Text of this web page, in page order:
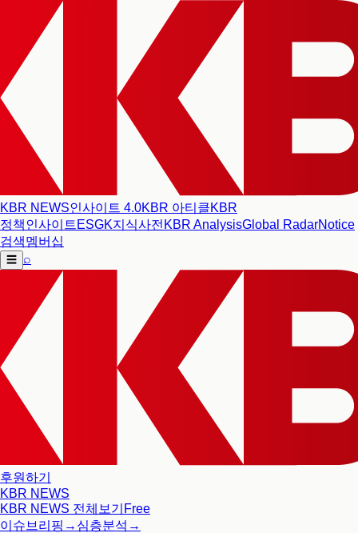
KBR NEWS인사이트 4.0KBR 아티클KBR
정책인사이트 ESGK지식사전 KBR AnalysisGlobal RadarNotice
검색멤버십
☰ ⌕
후원하기
KBR NEWS
KBR NEWS 전체보기 Free
이슈브리핑 → 심층분석 →